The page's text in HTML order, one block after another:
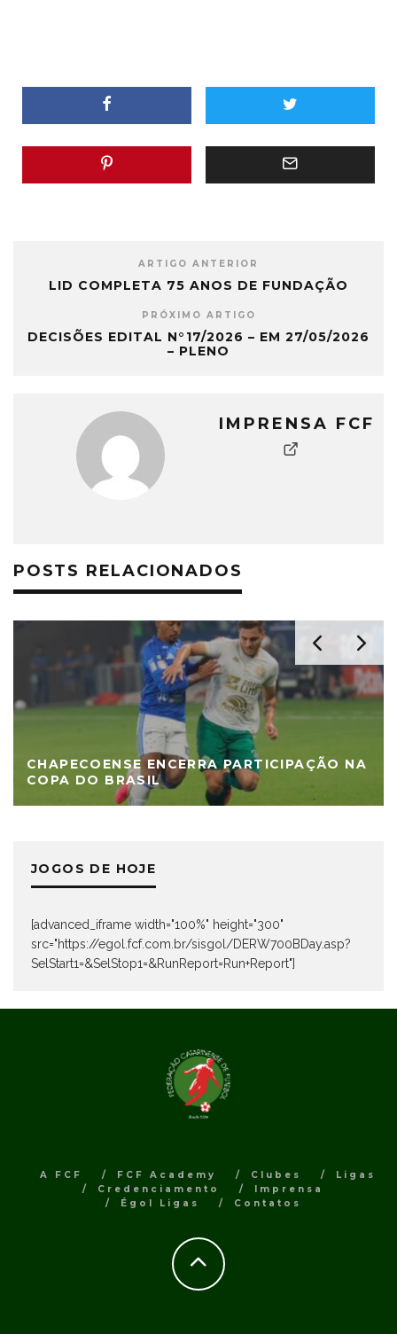
ARTIGO ANTERIOR
LID COMPLETA 75 ANOS DE FUNDAÇÃO
PRÓXIMO ARTIGO
DECISÕES EDITAL N°17/2026 – EM 27/05/2026
– PLENO
IMPRENSA FCF
POSTS RELACIONADOS
CHAPECOENSE ENCERRA PARTICIPAÇÃO NA
COPA DO BRASIL
JOGOS DE HOJE
[advanced_iframe width="100%" height="300"
src="https://egol.fcf.com.br/sisgol/DERW700BDay.asp?
SelStart1=&SelStop1=&RunReport=Run+Report"]
A FCF FCF Academy Clubes
Ligas
Credenciamento
Imprensa
Égol Ligas
Contatos